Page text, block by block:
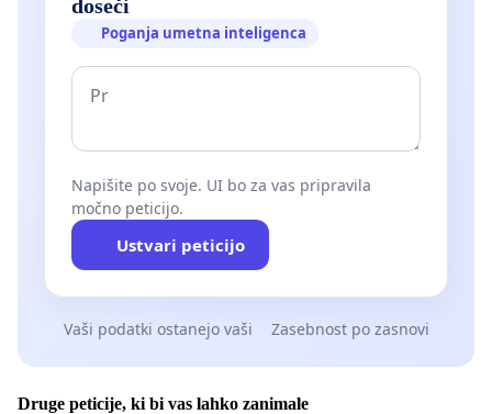
doseči
Poganja umetna inteligenca
Napišite po svoje. UI bo za vas pripravila
močno peticijo.
Ustvari peticijo
Vaši podatki ostanejo vaši Zasebnost po zasnovi
Druge peticije, ki bi vas lahko zanimale